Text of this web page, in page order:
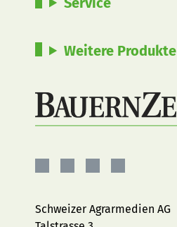
Weitere Produkte
Facebook
Instagram
YouTubeLinkedIn
Schweizer Agrarmedien AG